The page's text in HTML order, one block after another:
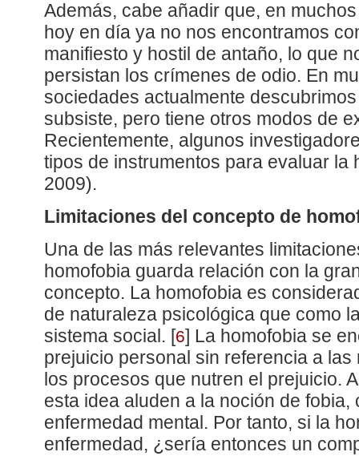
Además, cabe añadir que, en
hoy en día ya no nos encontramos
manifiesto y hostil de antaño, lo que
persistan los crímenes de odio. En
sociedades actualmente
subsiste, pero tiene otros modos de
Recientemente, algunos
tipos de instrumentos para evaluar la
2009).
Limitaciones del concepto de
Una de las más relevantes
homofobia guarda relación con la
concepto. La homofobia es
de naturaleza psicológica que como
sistema social. [6] La homofobia se
prejuicio personal sin referencia a
los procesos que nutren el prejuicio.
esta idea aluden a la noción de
enfermedad mental. Por tanto, si la
enfermedad, ¿sería entonces un